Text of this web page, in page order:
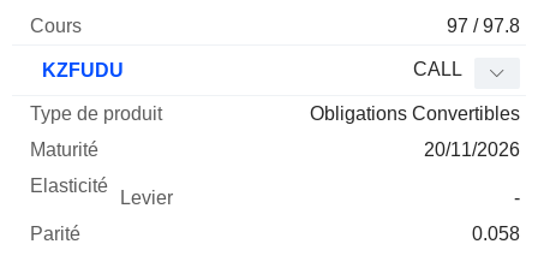
97 / 97.8
KZFUDU CALL
Obligations Convertibles
20/11/2026
-
0.058